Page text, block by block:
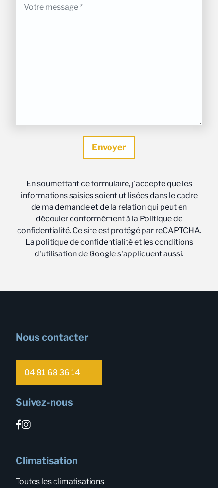
En soumettant ce formulaire, j'accepte que les
informations saisies soient utilisées dans le cadre
de ma demande et de la relation qui peut en
découler conformément à la Politique de
confidentialité. Ce site est protégé par reCAPTCHA.
La politique de confidentialité et les conditions
d'utilisation de Google s'appliquent aussi.
Nous contacter
04 81 68 36 14
Suivez-nous
Climatisation
Toutes les climatisations